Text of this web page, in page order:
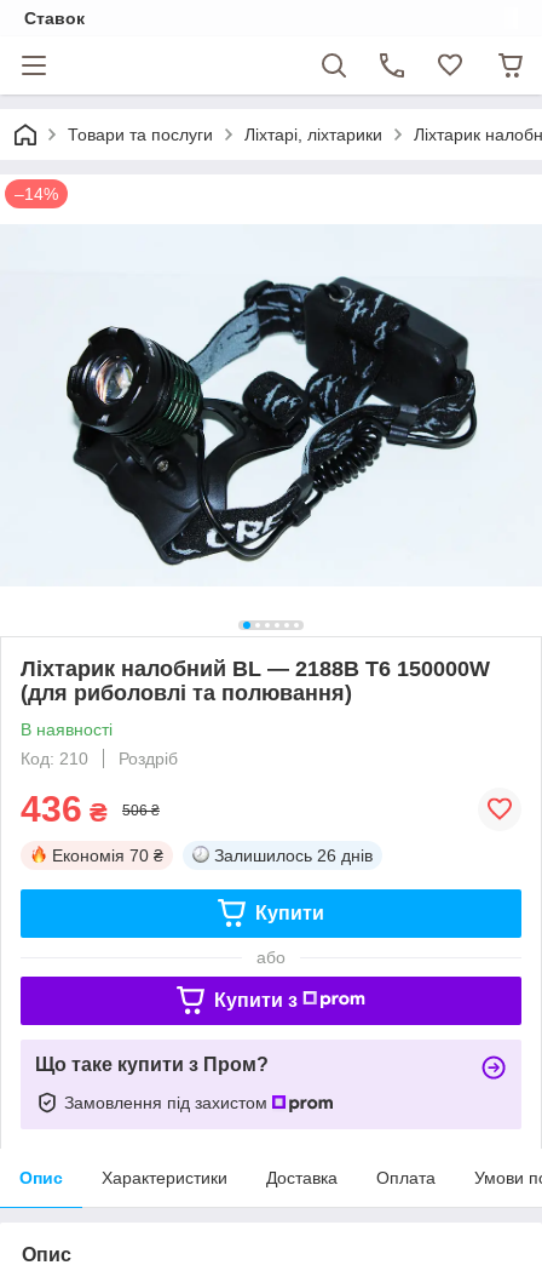
Ставок
Товари та послуги Ліхтарі, ліхтарики Ліхтарик
–14%
Ліхтарик налобний BL — 2188B Т6 150000W
(для риболовлі та полювання)
В наявності
Код: 210
Роздріб
436 ₴ 506 ₴
Економія 70 ₴ Залишилось 26 днів
Купити
або
Купити з
Що таке купити з Пром?
Замовлення під захистом
Опис Характеристики Доставка Оплата Умови
Опис